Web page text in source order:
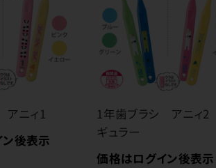
ニィ1
後表示
1年歯ブラシ アニィ
ギュラー
価格はログイン後表示